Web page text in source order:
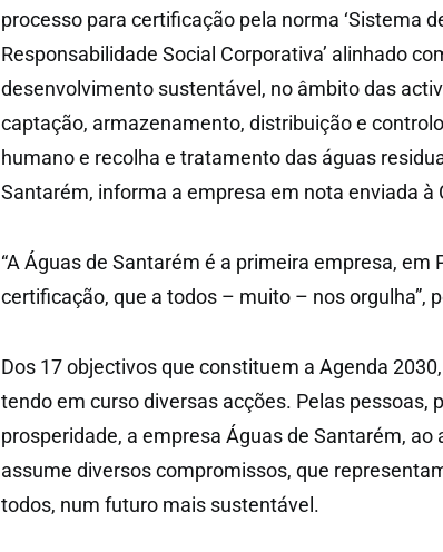
processo para certificação pela norma ‘Sistema
Responsabilidade Social Corporativa’ alinhado
desenvolvimento sustentável, no âmbito das
captação, armazenamento, distribuição e
humano e recolha e tratamento das águas
Santarém, informa a empresa em nota enviada à
“A Águas de Santarém é a primeira empresa, em
certificação, que a todos – muito – nos orgulha”,
Dos 17 objectivos que constituem a Agenda
tendo em curso diversas acções. Pelas pessoas,
prosperidade, a empresa Águas de Santarém,
assume diversos compromissos, que
todos, num futuro mais sustentável.